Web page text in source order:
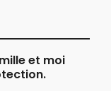
et moi